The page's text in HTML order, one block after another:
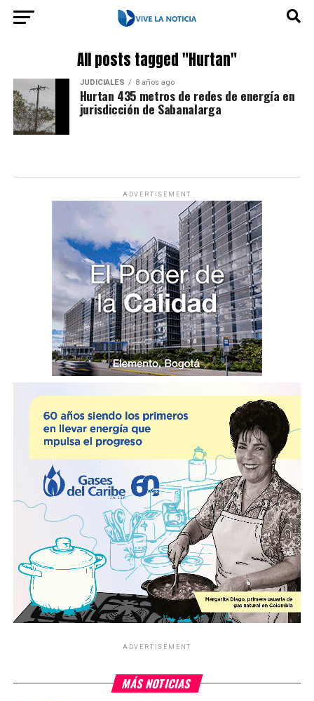
All posts tagged "Hurtan"
JUDICIALES 8 años ago
Hurtan 435 metros de redes de energía en
jurisdicción de Sabanalarga
ADVERTISEMENT
ADVERTISEMENT
MÁS NOTICIAS